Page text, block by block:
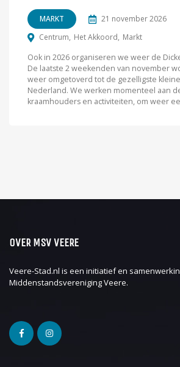
MARKT
21 november 2026
Centrum Het Akkoord Markt
Ook in 2026 organiseren we weer de
De laatste 2 weekenden van november
weer omgetoverd tot de gezelligste
Nederland. We werken momenteel aan
kraamhouders en activiteiten, om weer
OVER MSV VEERE
Veere-Stad.nl is een initiatief en
Middenstandsvereniging Veere.